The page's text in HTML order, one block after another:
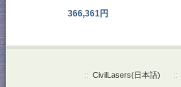
366,361円
:: CivilLasers(日本語) ::